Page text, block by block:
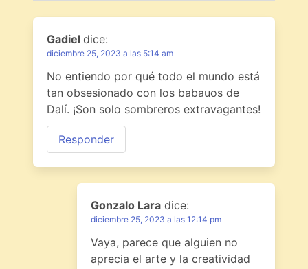
Gadiel dice:
diciembre 25, 2023 a las 5:14 am
No entiendo por qué todo el mundo está
tan obsesionado con los babauos de
Dalí. ¡Son solo sombreros extravagantes!
Responder
Gonzalo Lara dice:
diciembre 25, 2023 a las 12:14 pm
Vaya, parece que alguien no
aprecia el arte y la creatividad